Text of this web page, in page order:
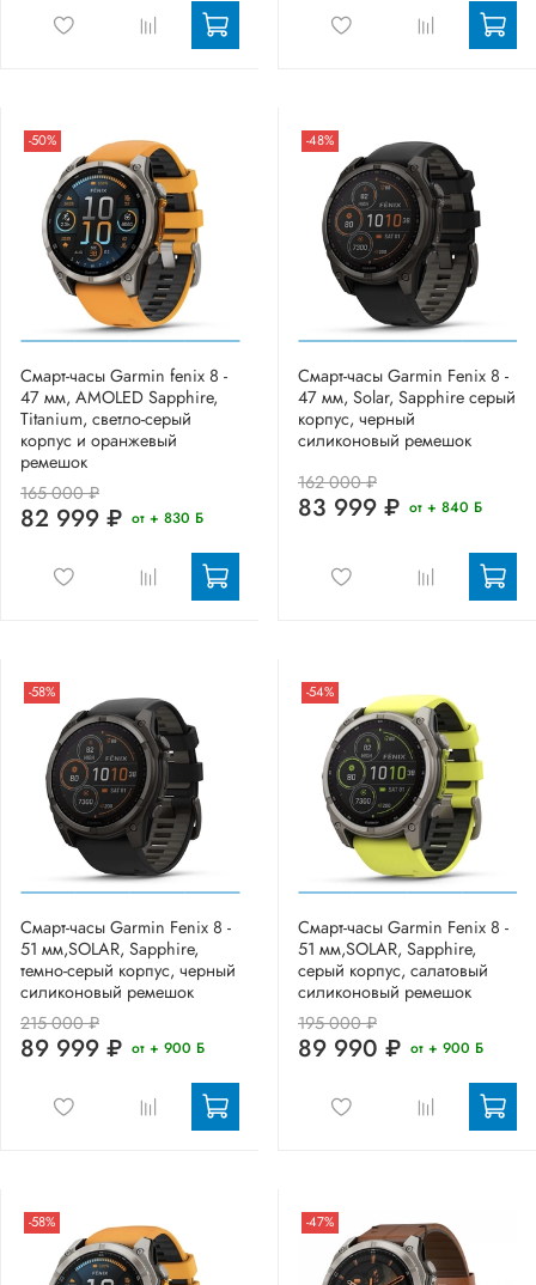
-50%
Смарт-часы Garmin fenix 8 -
47 мм, AMOLED Sapphire,
Titanium, светло-серый
корпус и оранжевый
ремешок
165 000 ₽
82 999 ₽ от + 830 Б
-48%
Смарт-часы Garmin Fenix 8 -
47 мм, Solar, Sapphire серый
корпус, черный
силиконовый ремешок
162 000 ₽
83 999 ₽ от + 840 Б
-58%
Смарт-часы Garmin Fenix 8 -
51 мм,SOLAR, Sapphire,
темно-серый корпус, черный
силиконовый ремешок
215 000 ₽
89 999 ₽ от + 900 Б
-54%
Смарт-часы Garmin Fenix 8 -
51 мм,SOLAR, Sapphire,
серый корпус, салатовый
силиконовый ремешок
195 000 ₽
89 990 ₽ от + 900 Б
-58% -47%